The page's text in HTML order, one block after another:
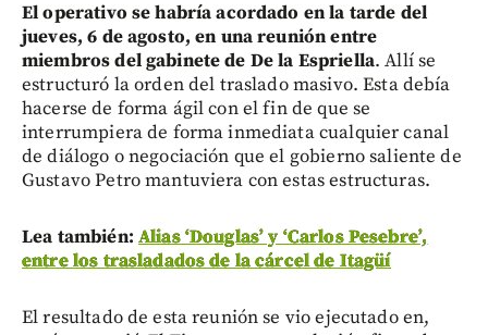
El operativo se habría acordado en la tarde del
jueves, 6 de agosto, en una reunión entre
miembros del gabinete de De la Espriella. Allí se
estructuró la orden del traslado masivo. Esta debía
hacerse de forma ágil con el fin de que se
interrumpiera de forma inmediata cualquier canal
de diálogo o negociación que el gobierno saliente de
Gustavo Petro mantuviera con estas estructuras.
Lea también: Alias ‘Douglas’ y ‘Carlos Pesebre’,
entre los trasladados de la cárcel de Itagüí
El resultado de esta reunión se vio ejecutado en,